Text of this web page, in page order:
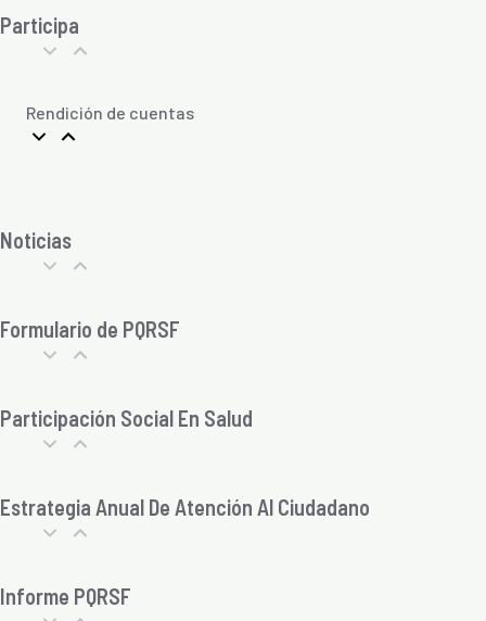
Participa
Rendición de cuentas
Noticias
Formulario de PQRSF
Participación Social En Salud
Estrategia Anual De Atención Al Ciudadano
Informe PQRSF